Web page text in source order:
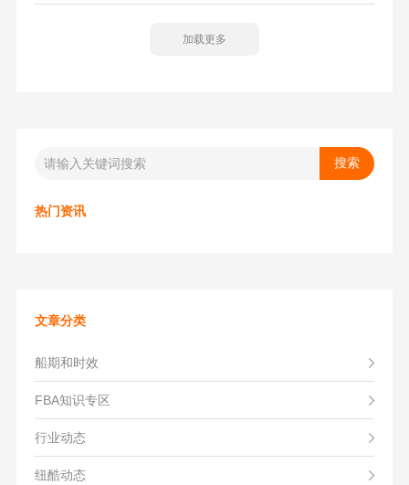
加载更多
热门资讯
文章分类
船期和时效
FBA知识专区
行业动态
纽酷动态